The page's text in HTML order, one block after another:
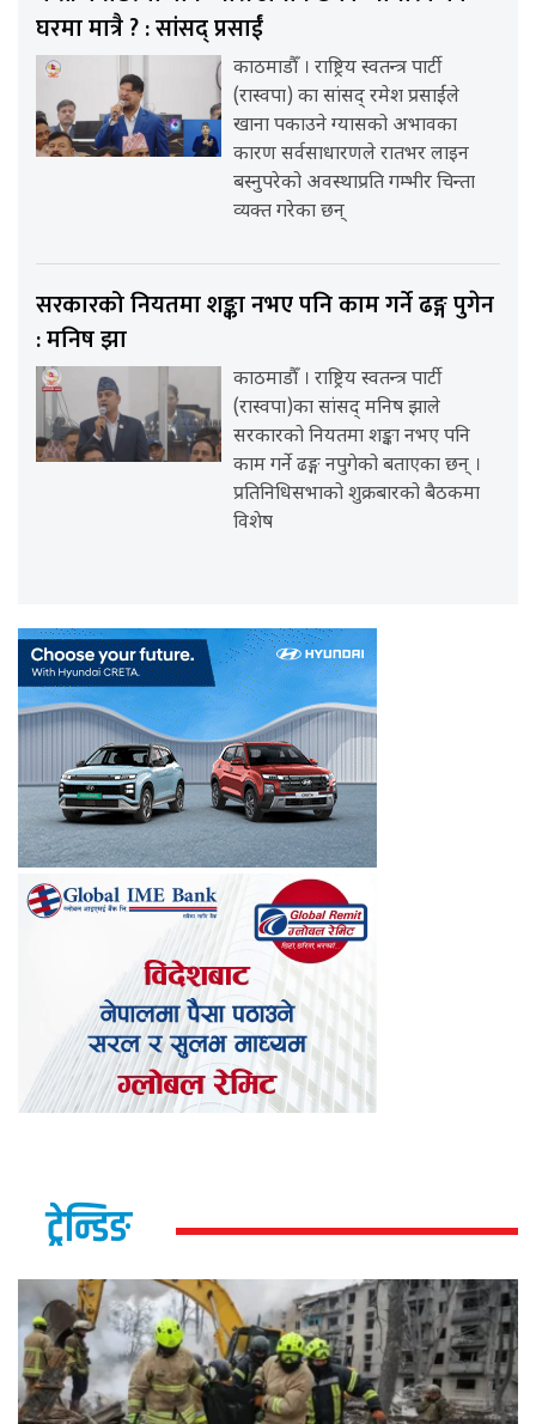
घरमा मात्रै ? : सांसद् प्रसाईं
काठमाडौँ । राष्ट्रिय स्वतन्त्र पार्टी
(रास्वपा) का सांसद् रमेश प्रसाईंले
खाना पकाउने ग्यासको अभावका
कारण सर्वसाधारणले रातभर लाइन
बस्नुपरेको अवस्थाप्रति गम्भीर चिन्ता
व्यक्त गरेका छन्
सरकारको नियतमा शङ्का नभए पनि काम गर्ने ढङ्ग पुगेन
: मनिष झा
काठमाडौँ । राष्ट्रिय स्वतन्त्र पार्टी
(रास्वपा)का सांसद् मनिष झाले
सरकारको नियतमा शङ्का नभए पनि
काम गर्ने ढङ्ग नपुगेको बताएका छन् ।
प्रतिनिधिसभाको शुक्रबारको बैठकमा
विशेष
ट्रेन्डिङ